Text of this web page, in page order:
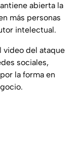
abierta la
más personas
intelectual.
video del ataque
sociales,
la forma en